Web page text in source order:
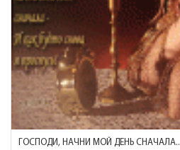
ГОСПОДИ, НАЧНИ МОЙ ДЕНЬ СНАЧАЛА..